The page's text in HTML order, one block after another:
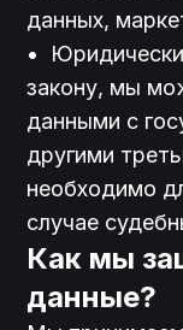
данных,
•	Юридические лица: Если это требуется по
закону, мы
данными с
другими
необходимо
Как мы
данные?